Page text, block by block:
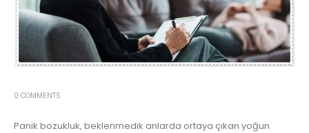
0 COMMENTS
Panik bozukluk, beklenmedik anlarda ortaya çıkan yoğun